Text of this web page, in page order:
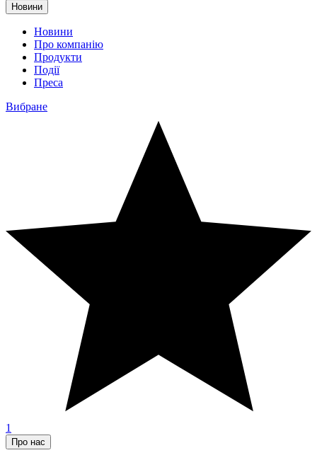
Новини
Новини
Про компанію
Продукти
Події
Преса
Вибране
1
Про нас